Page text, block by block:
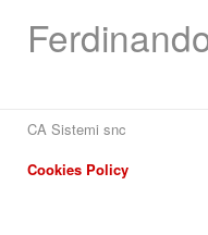
CA Sistemi snc
Cookies Policy